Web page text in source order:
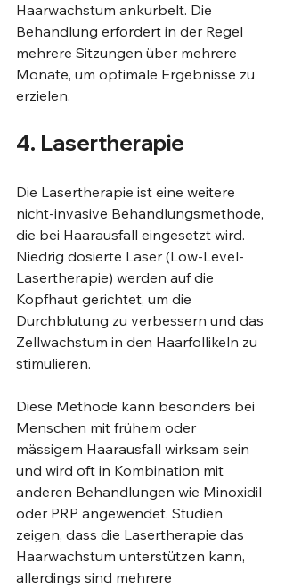
Haarwachstum ankurbelt. Die
Behandlung erfordert in der Regel
mehrere Sitzungen über mehrere
Monate, um optimale Ergebnisse zu
erzielen.
4. Lasertherapie
Die Lasertherapie ist eine weitere
nicht-invasive Behandlungsmethode,
die bei Haarausfall eingesetzt wird.
Niedrig dosierte Laser (Low-Level-
Lasertherapie) werden auf die
Kopfhaut gerichtet, um die
Durchblutung zu verbessern und das
Zellwachstum in den Haarfollikeln zu
stimulieren.
Diese Methode kann besonders bei
Menschen mit frühem oder
mässigem Haarausfall wirksam sein
und wird oft in Kombination mit
anderen Behandlungen wie Minoxidil
oder PRP angewendet. Studien
zeigen, dass die Lasertherapie das
Haarwachstum unterstützen kann,
allerdings sind mehrere